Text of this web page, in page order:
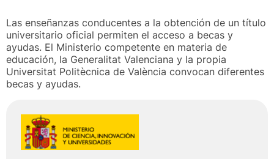
Las enseñanzas conducentes a la obtención de un título
universitario oficial permiten el acceso a becas y
ayudas. El Ministerio competente en materia de
educación, la Generalitat Valenciana y la propia
Universitat Politècnica de València convocan diferentes
becas y ayudas.